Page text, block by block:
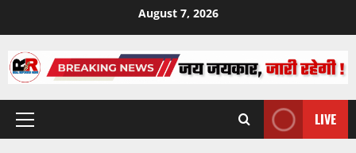
content
August 7, 2026
Primary
LIVE